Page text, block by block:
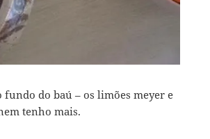
fundo do baú – os limões meyer e
tenho mais.